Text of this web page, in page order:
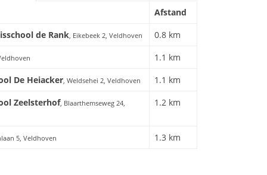
Afstand
de Rank, Eikebeek 2, Veldhoven
0.8 km
1.1 km
De Heiacker, Weldsehei 2, Veldhoven
1.1 km
Zeelsterhof, Blaarthemseweg 24,
1.2 km
5, Veldhoven 1.3 km